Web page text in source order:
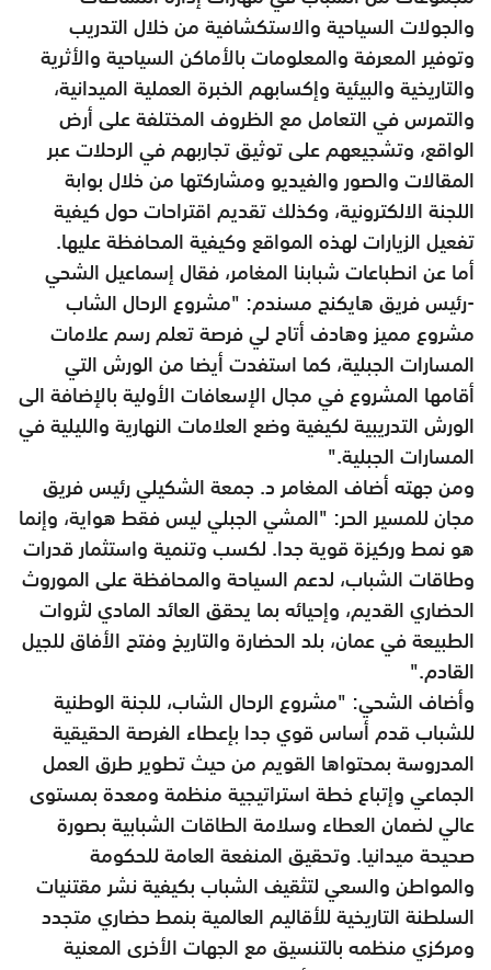
والجولات السياحية والاستكشافية من خلال التدريب
وتوفير المعرفة والمعلومات بالأماكن السياحية والأثرية
والتاريخية والبيئية وإكسابهم الخبرة العملية الميدانية،
والتمرس في التعامل مع الظروف المختلفة على أرض
الواقع، وتشجيعهم على توثيق تجاربهم في الرحلات عبر
المقالات والصور والفيديو ومشاركتها من خلال بوابة
اللجنة الالكترونية، وكذلك تقديم اقتراحات حول كيفية
تفعيل الزيارات لهذه المواقع وكيفية المحافظة عليها.
أما عن انطباعات شبابنا المغامر، فقال إسماعيل الشحي
-رئيس فريق هايكنج مسندم: "مشروع الرحال الشاب
مشروع مميز وهادف أتاح لي فرصة تعلم رسم علامات
المسارات الجبلية، كما استفدت أيضا من الورش التي
أقامها المشروع في مجال الإسعافات الأولية بالإضافة الى
الورش التدريبية لكيفية وضع العلامات النهارية والليلية في
المسارات الجبلية."
ومن جهته أضاف المغامر د. جمعة الشكيلي رئيس فريق
مجان للمسير الحر: "المشي الجبلي ليس فقط هواية، وإنما
هو نمط وركيزة قوية جدا. لكسب وتنمية واستثمار قدرات
وطاقات الشباب، لدعم السياحة والمحافظة على الموروث
الحضاري القديم، وإحيائه بما يحقق العائد المادي لثروات
الطبيعة في عمان، بلد الحضارة والتاريخ وفتح الأفاق للجيل
القادم."
وأضاف الشحي: "مشروع الرحال الشاب، للجنة الوطنية
للشباب قدم أساس قوي جدا بإعطاء الفرصة الحقيقية
المدروسة بمحتواها القويم من حيث تطوير طرق العمل
الجماعي وإتباع خطة استراتيجية منظمة ومعدة بمستوى
عالي لضمان العطاء وسلامة الطاقات الشبابية بصورة
صحيحة ميدانيا. وتحقيق المنفعة العامة للحكومة
والمواطن والسعي لتثقيف الشباب بكيفية نشر مقتنيات
السلطنة التاريخية للأقاليم العالمية بنمط حضاري متجدد
ومركزي منظمه بالتنسيق مع الجهات الأخرى المعنية